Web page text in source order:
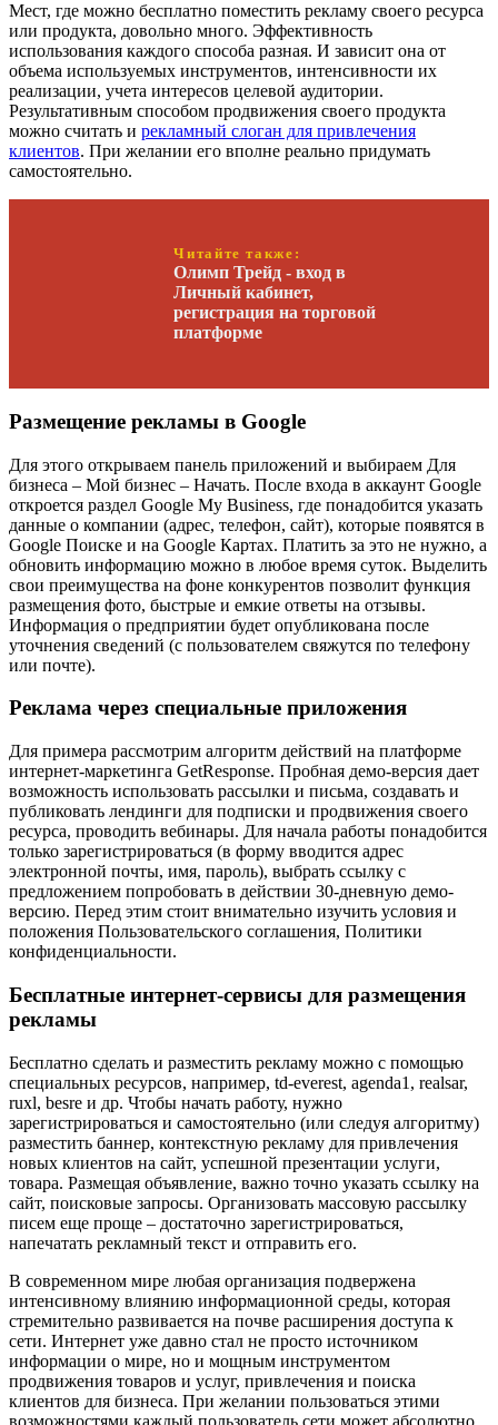
Мест, где можно бесплатно поместить рекламу своего ресурса
или продукта, довольно много. Эффективность
использования каждого способа разная. И зависит она от
объема используемых инструментов, интенсивности их
реализации, учета интересов целевой аудитории.
Результативным способом продвижения своего продукта
можно считать и рекламный слоган для привлечения
клиентов. При желании его вполне реально придумать
самостоятельно.
Читайте также:
Олимп Трейд - вход в
Личный кабинет,
регистрация на торговой
платформе
Размещение рекламы в Google
Для этого открываем панель приложений и выбираем Для
бизнеса – Мой бизнес – Начать. После входа в аккаунт Google
откроется раздел Google My Business, где понадобится указать
данные о компании (адрес, телефон, сайт), которые появятся в
Google Поиске и на Google Картах. Платить за это не нужно, а
обновить информацию можно в любое время суток. Выделить
свои преимущества на фоне конкурентов позволит функция
размещения фото, быстрые и емкие ответы на отзывы.
Информация о предприятии будет опубликована после
уточнения сведений (с пользователем свяжутся по телефону
или почте).
Реклама через специальные приложения
Для примера рассмотрим алгоритм действий на платформе
интернет-маркетинга GetResponse. Пробная демо-версия дает
возможность использовать рассылки и письма, создавать и
публиковать лендинги для подписки и продвижения своего
ресурса, проводить вебинары. Для начала работы понадобится
только зарегистрироваться (в форму вводится адрес
электронной почты, имя, пароль), выбрать ссылку с
предложением попробовать в действии 30-дневную демо-
версию. Перед этим стоит внимательно изучить условия и
положения Пользовательского соглашения, Политики
конфиденциальности.
Бесплатные интернет-сервисы для размещения
рекламы
Бесплатно сделать и разместить рекламу можно с помощью
специальных ресурсов, например, td-everest, agenda1, realsar,
ruxl, besre и др. Чтобы начать работу, нужно
зарегистрироваться и самостоятельно (или следуя алгоритму)
разместить баннер, контекстную рекламу для привлечения
новых клиентов на сайт, успешной презентации услуги,
товара. Размещая объявление, важно точно указать ссылку на
сайт, поисковые запросы. Организовать массовую рассылку
писем еще проще – достаточно зарегистрироваться,
напечатать рекламный текст и отправить его.
В современном мире любая организация подвержена
интенсивному влиянию информационной среды, которая
стремительно развивается на почве расширения доступа к
сети. Интернет уже давно стал не просто источником
информации о мире, но и мощным инструментом
продвижения товаров и услуг, привлечения и поиска
клиентов для бизнеса. При желании пользоваться этими
возможностями каждый пользователь сети может абсолютно